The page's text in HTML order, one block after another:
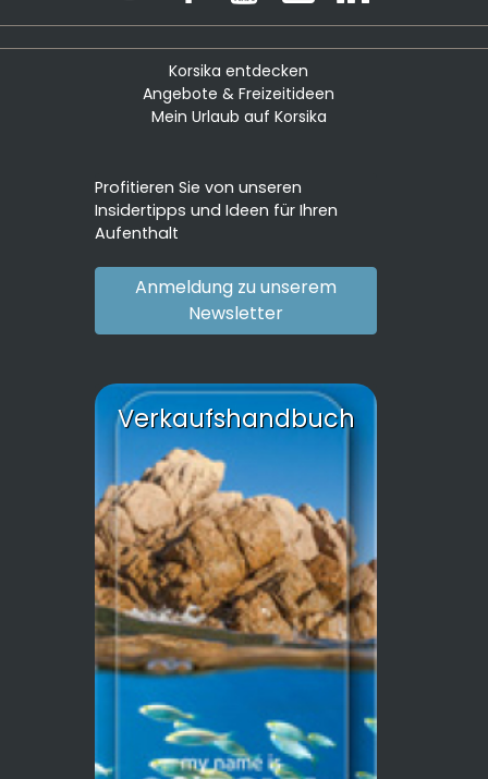
Korsika entdecken
Angebote & Freizeitideen
Mein Urlaub auf Korsika
Profitieren Sie von unseren
Insidertipps und Ideen für Ihren
Aufenthalt
Anmeldung zu unserem
Newsletter
Verkaufshandbuch